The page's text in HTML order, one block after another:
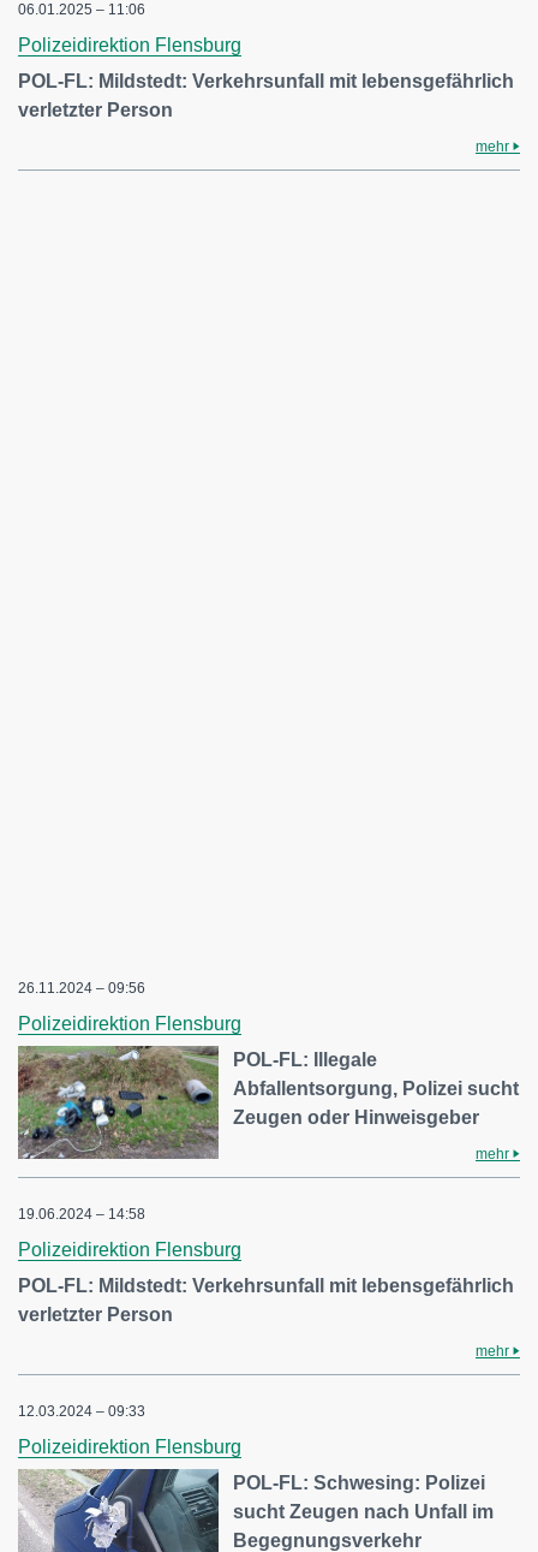
06.01.2025 – 11:06
Polizeidirektion Flensburg
POL-FL: Mildstedt: Verkehrsunfall mit lebensgefährlich
verletzter Person
mehr
26.11.2024 – 09:56
Polizeidirektion Flensburg
POL-FL: Illegale
Abfallentsorgung, Polizei sucht
Zeugen oder Hinweisgeber
mehr
19.06.2024 – 14:58
Polizeidirektion Flensburg
POL-FL: Mildstedt: Verkehrsunfall mit lebensgefährlich
verletzter Person
mehr
12.03.2024 – 09:33
Polizeidirektion Flensburg
POL-FL: Schwesing: Polizei
sucht Zeugen nach Unfall im
Begegnungsverkehr